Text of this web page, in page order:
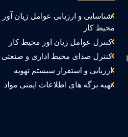
شناسایی و ارزیابی عوامل زیان آور
محیط کار
کنترل عوامل زیان اور محیط کار
کنترل صدای محیط اداری و صنعتی
ارزیابی و استقرار سیستم تهویه
تهیه برگه های اطلاعات ایمنی مواد